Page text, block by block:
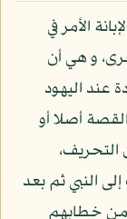
الأمر في
و هي أن
عند اليهود
أصلا أو
التحريف،
النبي ثم بعد
من خطابهم